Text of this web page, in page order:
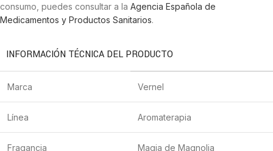
consumo, puedes consultar a la Agencia Española de
Medicamentos y Productos Sanitarios.
INFORMACIÓN TÉCNICA DEL PRODUCTO
Marca Vernel
Línea Aromaterapia
Fragancia Magia de Magnolia